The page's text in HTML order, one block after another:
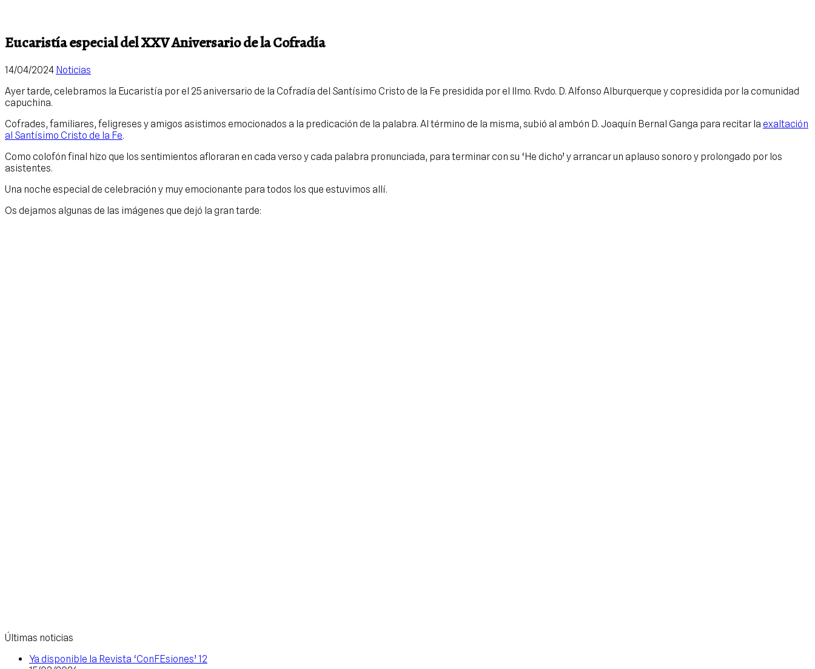
Eucaristía especial del XXV Aniversario de la Cofradía
14/04/2024 Noticias
Ayer tarde, celebramos la Eucaristía por el 25 aniversario de la Cofradía del Santísimo Cristo de la Fe presidida por el Ilmo. Rvdo. D. Alfonso Alburquerque y copresidida por la comunidad
capuchina.
Cofrades, familiares, feligreses y amigos asistimos emocionados a la predicación de la palabra. Al término de la misma, subió al ambón D. Joaquín Bernal Ganga para recitar la exaltación
al Santísimo Cristo de la Fe.
Como colofón final hizo que los sentimientos afloraran en cada verso y cada palabra pronunciada, para terminar con su ‘He dicho’ y arrancar un aplauso sonoro y prolongado por los
asistentes.
Una noche especial de celebración y muy emocionante para todos los que estuvimos allí.
Os dejamos algunas de las imágenes que dejó la gran tarde:
Últimas noticias
Ya disponible la Revista ‘ConFEsiones’ 12